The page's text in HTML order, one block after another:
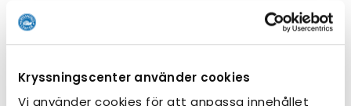
Kryssningscenter använder cookies
Vi använder cookies för att anpassa innehållet
Kryssningens längd